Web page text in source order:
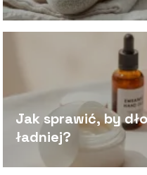
Jak sprawić, by
ładniej?